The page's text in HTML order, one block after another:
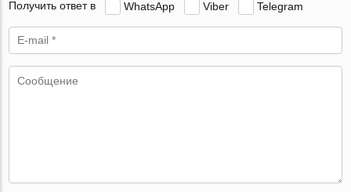
Получить ответ в WhatsApp Viber Telegram